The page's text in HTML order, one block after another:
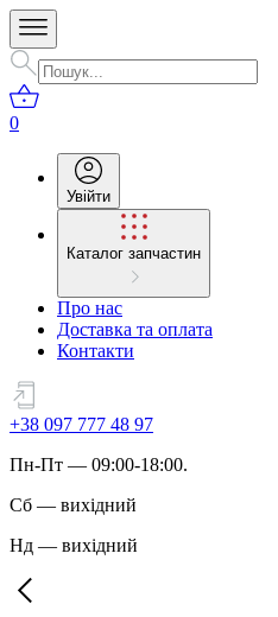
0
Увійти
Каталог запчастин
Про нас
Доставка та оплата
Контакти
+38 097 777 48 97
Пн-Пт — 09:00-18:00.
Сб — вихідний
Нд — вихідний